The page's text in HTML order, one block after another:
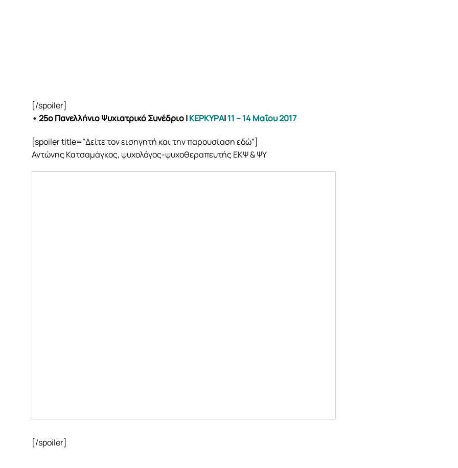
[/spoiler]
• 25ο Πανελλήνιο Ψυχιατρικό Συνέδριο|ΚΕΡΚΥΡΑ|11 – 14 Μαΐου 2017
[spoiler title=”Δείτε τον εισηγητή και την παρουσίαση εδώ”]
Αντώνης Κατσαμάγκος, ψυχολόγος-ψυχοθεραπευτής ΕΚΨ & ΨΥ
[/spoiler]